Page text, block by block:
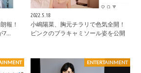
報！
7…
2022.5.18
小嶋陽菜、胸元チラリで色気全開！
ピンクのブラキャミソール姿を公開
ENTERTAINMENT